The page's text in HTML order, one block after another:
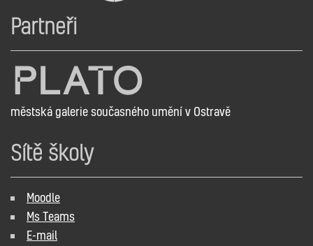
Partneři
městská galerie současného umění v Ostravě
Sítě školy
Moodle
Ms Teams
E-mail